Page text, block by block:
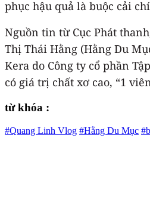
phục hậu quả là buộc cải
Nguồn tin từ Cục Phát
Thị Thái Hằng (Hằng Du
Kera do Công ty cổ phần
có giá trị chất xơ cao, “1
từ khóa :
#Quang Linh Vlog #Hằng Du Mục